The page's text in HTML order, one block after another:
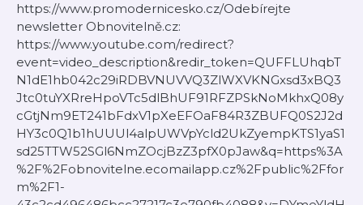
https://www.promodernicesko.cz/Odebírejte
newsletter Obnovitelně.cz:
https://www.youtube.com/redirect?
event=video_description&redir_token=QUFFLUhqbT
N1dE1hb042c29iRDBVNUVVQ3ZlWXVKNGxsd3xBQ3
Jtc0tuYXRreHpoVTc5dlBhUF91RFZPSkNoMkhxQ08y
cGtjNm9ET241bFdxV1pXeEFOaF84R3ZBUFQ0S2J2d
HY3c0Q1b1hUUUl4alpUWVpYcld2UkZyempKTS1yaS1
sd25TTW52SGl6NmZOcjBzZ3pfX0pJaw&q=https%3A
%2F%2Fobnovitelne.ecomailapp.cz%2Fpublic%2Ffor
m%2F1-